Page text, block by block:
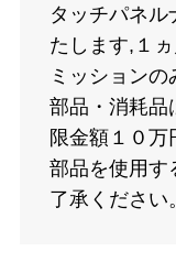
タッチパネル
たします,１
ミッション
部品・消耗品
限金額１０万
部品を使用す
了承ください。